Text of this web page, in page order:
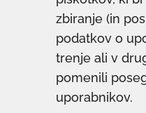
zbiranje (in
podatkov o
trenje ali v
pomenili
uporabnikov.